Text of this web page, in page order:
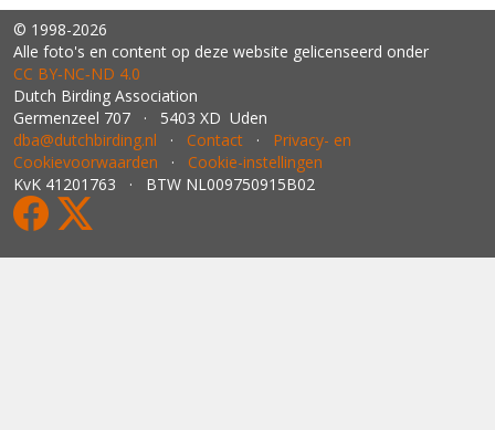
© 1998-2026
Alle foto's en content op deze website gelicenseerd onder
CC BY‑NC‑ND 4.0
Dutch Birding Association
Germenzeel 707 · 5403 XD Uden
dba@dutchbirding.nl · Contact · Privacy- en
Cookievoorwaarden · Cookie-instellingen
KvK 41201763 · BTW NL009750915B02